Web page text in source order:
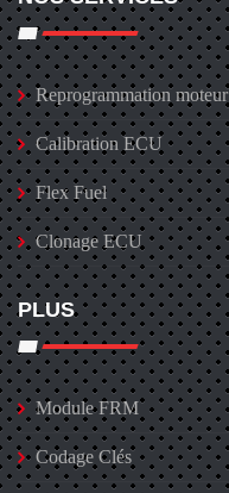
Reprogrammation moteur
Calibration ECU
Flex Fuel
Clonage ECU
PLUS
Module FRM
Codage Clés